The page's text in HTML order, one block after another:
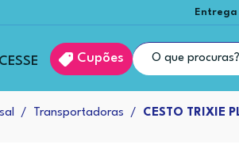
Cupões
Transportadoras CESTO TRIXIE